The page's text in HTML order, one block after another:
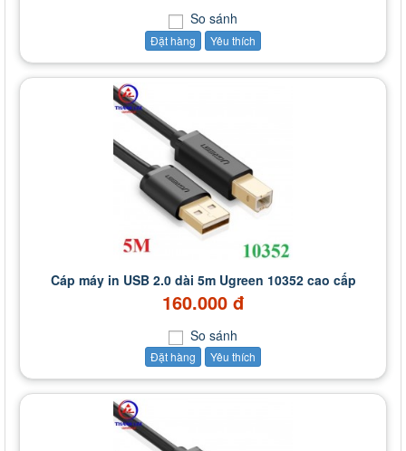
So sánh
Đặt hàng Yêu thích
Cáp máy in USB 2.0 dài 5m Ugreen 10352 cao cấp
160.000 đ
So sánh
Đặt hàng Yêu thích